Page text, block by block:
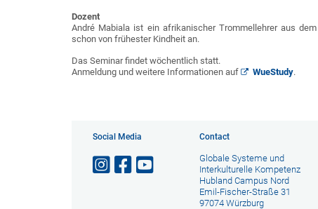
Dozent
André Mabiala ist ein afrikanischer Trommellehrer aus
schon von frühester Kindheit an.
Das Seminar findet wöchentlich statt.
Anmeldung und weitere Informationen auf
WueStudy.
Social Media Contact
Globale Systeme und
Interkulturelle Kompetenz
Hubland Campus Nord
Emil-Fischer-Straße 31
97074 Würzburg